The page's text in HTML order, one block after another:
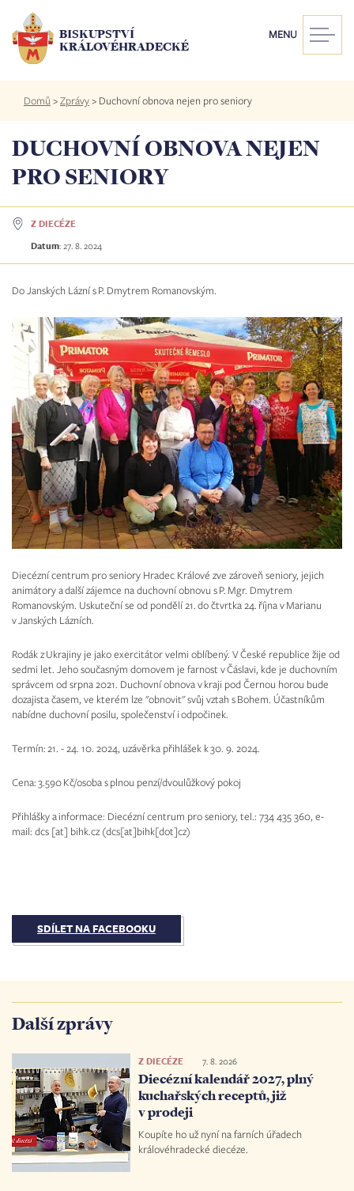
hlavnímu
obsahu
BISKUPSTVÍ
KRÁLOVÉHRADECKÉ
MENU
Drobečková
navigace
Domů >Zprávy> Duchovní obnova nejen pro seniory
DUCHOVNÍ OBNOVA NEJEN
PRO SENIORY
Z DIECÉZE
Datum: 27. 8. 2024
Do Janských Lázní s P. Dmytrem Romanovským.
Diecézní centrum pro seniory Hradec Králové zve zároveň seniory, jejich
animátory a další zájemce na duchovní obnovu s P. Mgr. Dmytrem
Romanovským. Uskuteční se od pondělí 21. do čtvrtka 24. října v Marianu
v Janských Lázních.
Rodák z Ukrajiny je jako exercitátor velmi oblíbený. V České republice žije od
sedmi let. Jeho současným domovem je farnost v Čáslavi, kde je duchovním
správcem od srpna 2021. Duchovní obnova v kraji pod Černou horou bude
dozajista časem, ve kterém lze "obnovit" svůj vztah s Bohem. Účastníkům
nabídne duchovní posilu, společenství i odpočinek.
Termín: 21. - 24. 10. 2024, uzávěrka přihlášek k 30. 9. 2024.
Cena: 3.590 Kč/osoba s plnou penzí/dvoulůžkový pokoj
Přihlášky a informace: Diecézní centrum pro seniory, tel.: 734 435 360, e-
mail: dcs [at] bihk.cz (dcs[at]bihk[dot]cz)
SDÍLET NA FACEBOOKU
Další zprávy
Z DIECÉZE 7. 8. 2026
Diecézní kalendář 2027, plný
kuchařských receptů, již
v prodeji
Koupíte ho už nyní na farních úřadech
královéhradecké diecéze.